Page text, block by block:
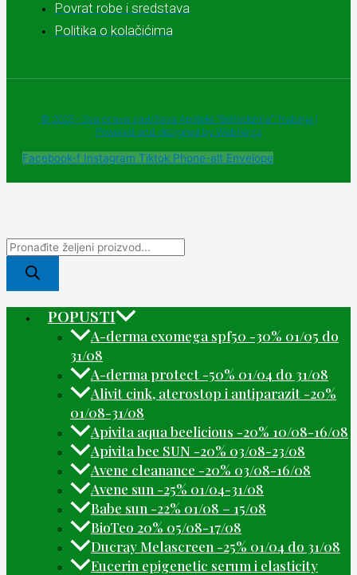
Povrat robe i sredstava
Politika o kolačićima
© 2025 - Sva prava zadržava Apoteke "Belladonna" Trebinje |
Powered and designed by Webherzz
Facebook-f Instagram Tiktok Phone-alt Envelope
POPUSTI
A-derma exomega spf50 -30% 01/05 do
31/08
A-derma protect -50% 01/04 do 31/08
Alivit cink, aterostop i antiparazit -20%
01/08-31/08
Apivita aqua beelicious -20% 10/08-16/08
Apivita bee SUN -20% 03/08-23/08
Avene cleanance -20% 03/08-16/08
Avene sun -25% 01/04-31/08
Babe sun -22% 01/08 – 15/08
BioTeo 20% 05/08-17/08
Ducray Melascreen -25% 01/04 do 31/08
Eucerin epigenetic serum i elasticity